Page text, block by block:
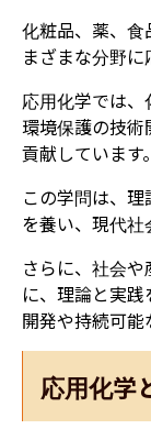
化粧品、薬、食
まざまな分野に
応用化学では、
環境保護の技術
貢献しています。
この学問は、
を養い、現代社
さらに、社会
に、理論と実
開発や持続可能
応用化学